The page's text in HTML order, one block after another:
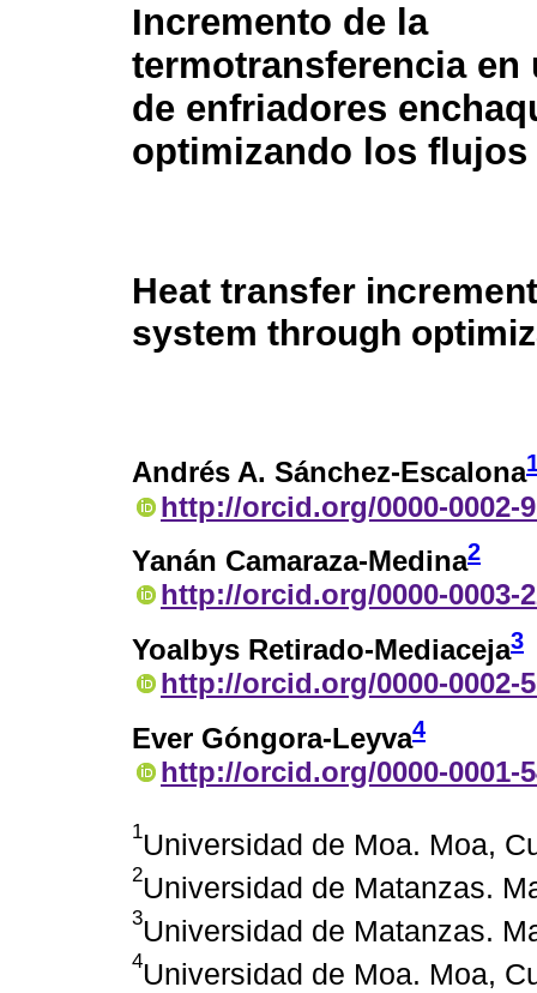
Incremento de la
termotransferencia en
de enfriadores
optimizando los flujos
Heat transfer
system through
Andrés A. Sánchez-Escalona
http://orcid.org/0000-0002-
Yanán Camaraza-Medina2
http://orcid.org/0000-0003-
Yoalbys Retirado-Mediaceja3
http://orcid.org/0000-0002-
Ever Góngora-Leyva4
http://orcid.org/0000-0001-
1Universidad de Moa. Moa,
2Universidad de Matanzas.
3Universidad de Matanzas.
4Universidad de Moa. Moa,